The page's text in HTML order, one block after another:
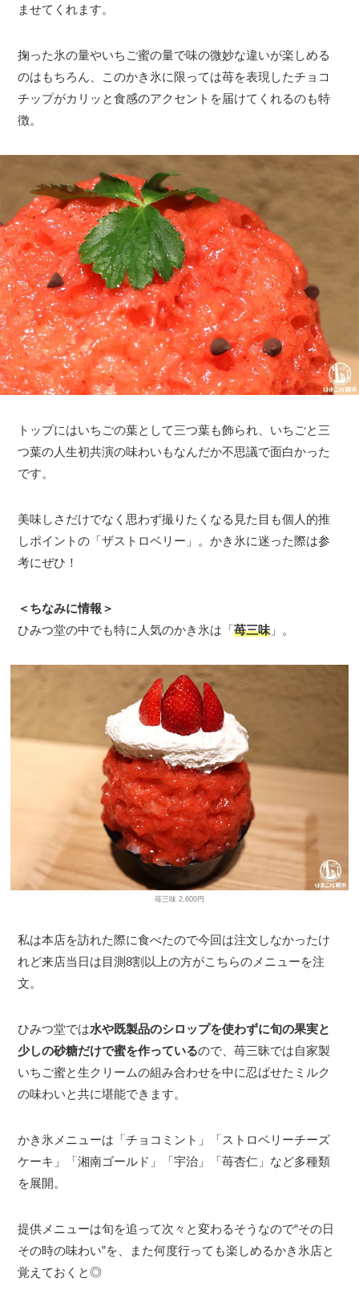
ませてくれます。
掬った氷の量やいちご蜜の量で味の微妙な違いが楽しめる
のはもちろん、このかき氷に限っては苺を表現したチョコ
チップがカリッと食感のアクセントを届けてくれるのも特
徴。
トップにはいちごの葉として三つ葉も飾られ、いちごと三
つ葉の人生初共演の味わいもなんだか不思議で面白かった
です。
美味しさだけでなく思わず撮りたくなる見た目も個人的推
しポイントの「ザストロベリー」。かき氷に迷った際は参
考にぜひ！
＜ちなみに情報＞
ひみつ堂の中でも特に人気のかき氷は「苺三味 」。
苺三味 2,600円
私は本店を訪れた際に食べたので今回は注文しなかったけ
れど来店当日は目測8割以上の方がこちらのメニューを注
文。
ひみつ堂では水や既製品のシロップを使わずに旬の果実と
少しの砂糖だけで蜜を作っているので、苺三昧では自家製
いちご蜜と生クリームの組み合わせを中に忍ばせたミルク
の味わいと共に堪能できます。
かき氷メニューは「チョコミント」「ストロベリーチーズ
ケーキ」「湘南ゴールド」「宇治」「苺杏仁」など多種類
を展開。
提供メニューは旬を追って次々と変わるそうなので“その日
その時の味わい”を、また何度行っても楽しめるかき氷店と
覚えておくと◎